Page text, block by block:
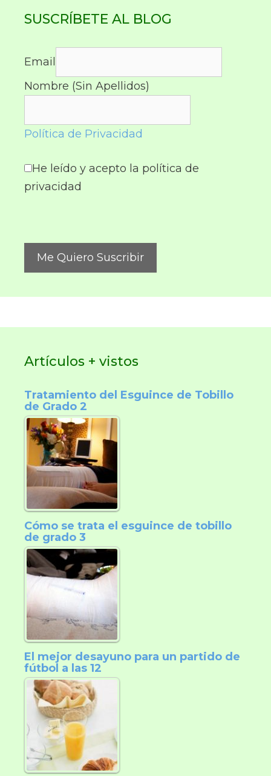
SUSCRÍBETE AL BLOG
Email
Nombre (Sin Apellidos)
Política de Privacidad
He leído y acepto la política de
privacidad
Artículos + vistos
Tratamiento del Esguince de Tobillo
de Grado 2
Cómo se trata el esguince de tobillo
de grado 3
El mejor desayuno para un partido de
fútbol a las 12